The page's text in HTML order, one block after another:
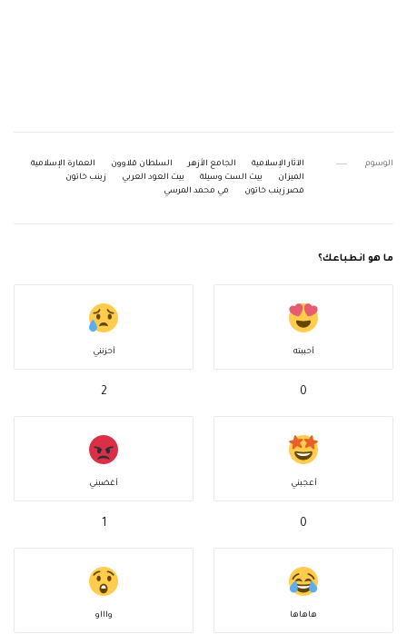
الوسوم الآثار الإسلامية الجامع الأزهر السلطان قلاوون
العمارة الإسلامية
الميزان
بيت الست وسيلة بيت العود العربي
زينب خاتون
فصر زينب خاتون
مي محمد المرسي
ما هو انطباعك؟
أحببته
0
أحزنني
2
أعجبني
0
أغضبني
1
هاهاها واااو